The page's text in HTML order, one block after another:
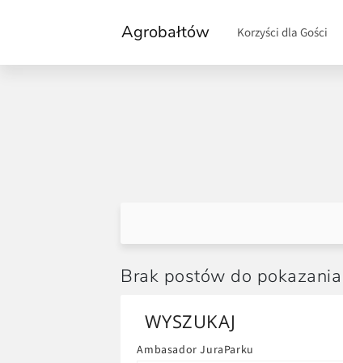
Agrobałtów Korzyści dla Gości
Brak postów do pokazania
WYSZUKAJ
Ambasador JuraParku